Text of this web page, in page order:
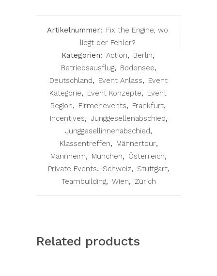
Artikelnummer: Fix the Engine, wo
liegt der Fehler?
Kategorien: Action, Berlin,
Betriebsausflug, Bodensee,
Deutschland, Event Anlass, Event
Kategorie, Event Konzepte, Event
Region, Firmenevents, Frankfurt,
Incentives, Junggesellenabschied,
Junggesellinnenabschied,
Klassentreffen, Männertour,
Mannheim, München, Österreich,
Private Events, Schweiz, Stuttgart,
Teambuilding, Wien, Zürich
Related products